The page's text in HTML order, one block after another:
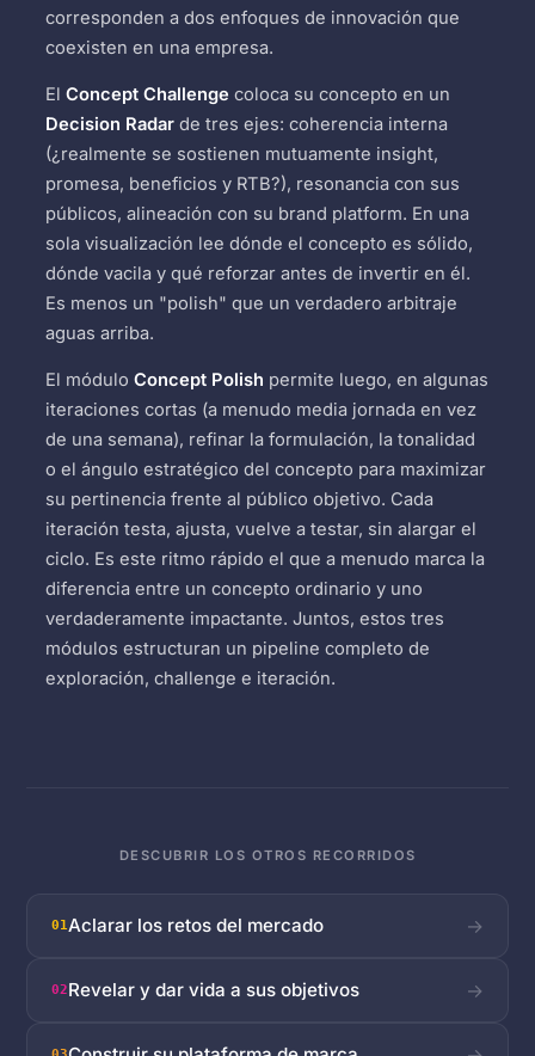
corresponden a dos enfoques de innovación que
coexisten en una empresa.
ElConcept Challenge coloca su concepto en un
Decision Radar de tres ejes: coherencia interna
(¿realmente se sostienen mutuamente insight,
promesa, beneficios y RTB?), resonancia con sus
públicos, alineación con su brand platform. En una
sola visualización lee dónde el concepto es sólido,
dónde vacila y qué reforzar antes de invertir en él.
Es menos un "polish" que un verdadero arbitraje
aguas arriba.
El móduloConcept Polish permite luego, en algunas
iteraciones cortas (a menudo media jornada en vez
de una semana), refinar la formulación, la tonalidad
o el ángulo estratégico del concepto para maximizar
su pertinencia frente al público objetivo. Cada
iteración testa, ajusta, vuelve a testar, sin alargar el
ciclo. Es este ritmo rápido el que a menudo marca la
diferencia entre un concepto ordinario y uno
verdaderamente impactante. Juntos, estos tres
módulos estructuran un pipeline completo de
exploración, challenge e iteración.
DESCUBRIR LOS OTROS RECORRIDOS
01Aclarar los retos del mercado →
02Revelar y dar vida a sus objetivos →